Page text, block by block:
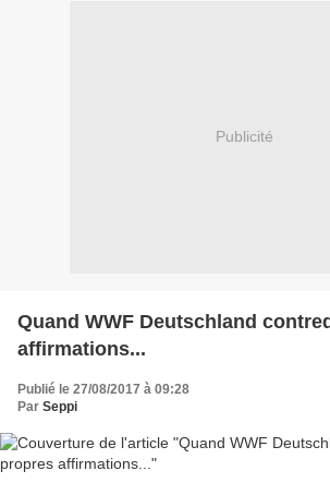
Publicité
Quand WWF Deutschland
affirmations...
Publié le 27/08/2017 à 09:28
Par Seppi